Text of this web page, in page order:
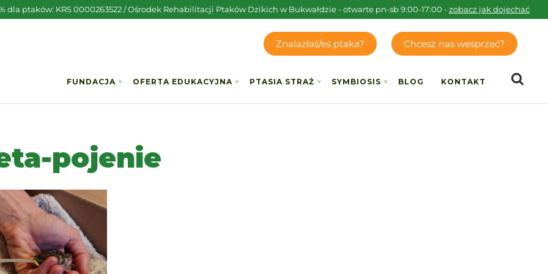
dla ptaków: KRS 0000263522 / Ośrodek Rehabilitacji Ptaków Dzikich w Bukwałdzie - otwarte pn-sb 9:00-17:00 -zobacz jak dojechać
Znalazłaś/eś ptaka? Chcesz nas wesprzeć?
FUNDACJA OFERTA EDUKACYJNA PTASIA STRAŻ SYMBIOSIS BLOG KONTAKT
pojenie